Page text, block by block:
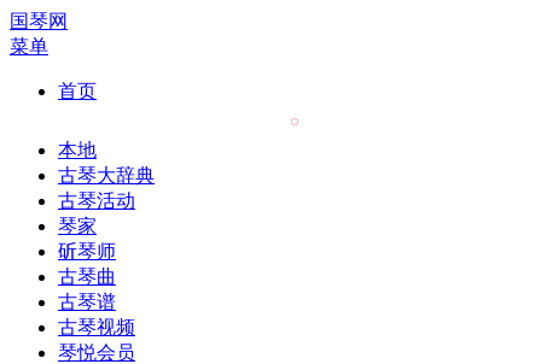
国琴网
菜单
首页
本地
古琴大辞典
古琴活动
琴家
斫琴师
古琴曲
古琴谱
古琴视频
琴悦会员